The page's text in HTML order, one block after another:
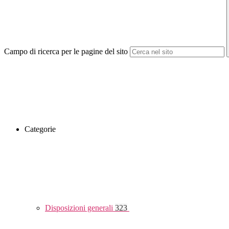
Campo di ricerca per le pagine del sito
Categorie
Disposizioni generali 323